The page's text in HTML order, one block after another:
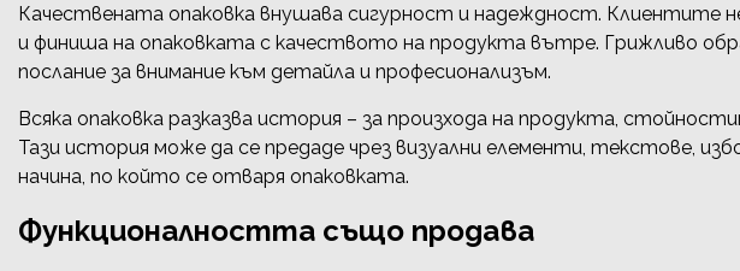
Качествената опаковка внушава сигурност и надеждност. Клиентите
и финиша на опаковката с качеството на продукта вътре. Грижливо
послание за внимание към детайла и професионализъм.
Всяка опаковка разказва история – за произхода на продукта,
Тази история може да се предаде чрез визуални елементи, текстове,
начина, по който се отваря опаковката.
Функционалността също продава